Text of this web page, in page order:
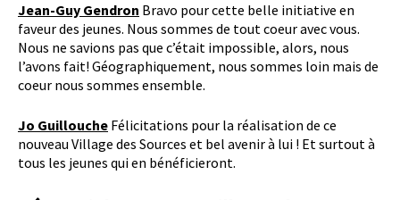
Jean-Guy Gendron Bravo pour cette belle initiative en
faveur des jeunes. Nous sommes de tout coeur avec vous.
Nous ne savions pas que c’était impossible, alors, nous
l’avons fait! Géographiquement, nous sommes loin mais de
coeur nous sommes ensemble.
Jo Guillouche Félicitations pour la réalisation de ce
nouveau Village des Sources et bel avenir à lui ! Et surtout à
tous les jeunes qui en bénéficieront.